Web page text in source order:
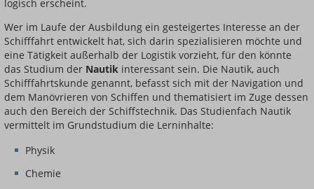
logisch erscheint.
Wer im Laufe der Ausbildung ein gesteigertes Interesse an der
Schifffahrt entwickelt hat, sich darin spezialisieren möchte und
eine Tätigkeit außerhalb der Logistik vorzieht, für den könnte
das Studium der Nautik interessant sein. Die Nautik, auch
Schifffahrtskunde genannt, befasst sich mit der Navigation und
dem Manövrieren von Schiffen und thematisiert im Zuge dessen
auch den Bereich der Schiffstechnik. Das Studienfach Nautik
vermittelt im Grundstudium die Lerninhalte:
Physik
Chemie